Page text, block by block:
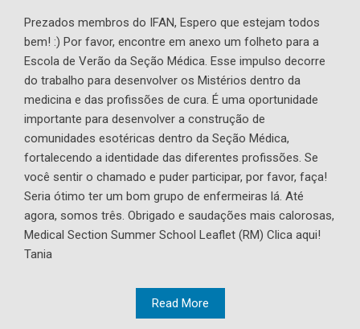
Prezados membros do IFAN, Espero que estejam todos
bem! :) Por favor, encontre em anexo um folheto para a
Escola de Verão da Seção Médica. Esse impulso decorre
do trabalho para desenvolver os Mistérios dentro da
medicina e das profissões de cura. É uma oportunidade
importante para desenvolver a construção de
comunidades esotéricas dentro da Seção Médica,
fortalecendo a identidade das diferentes profissões. Se
você sentir o chamado e puder participar, por favor, faça!
Seria ótimo ter um bom grupo de enfermeiras lá. Até
agora, somos três. Obrigado e saudações mais calorosas,
Medical Section Summer School Leaflet (RM) Clica aqui!
Tania
Read More